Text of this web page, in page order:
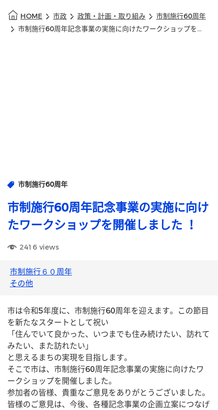
HOME 市政 政策・計画・取り組み
市制施行60周年
市制施行60周年記念事業の実施に向けたワークショップを開催しました ！
市制施行60周年
市制施行60周年記念事業の実施に向け
たワークショップを開催しました ！
2416 views
市制施行６０周年
その他
市は令和5年度に、市制施行60周年を迎えます。この節目
を新たなスタートとして祝い
「住んでいて良かった、いつまでも住み続けたい、訪れて
みたい、また訪れたい」
と思えるまちの実現を目指します。
そこで市は、市制施行60周年記念事業の実施に向けたワ
ークショップを開催しました。
参加者の皆様、貴重なご意見をありがとうございました。
皆様のご意見は、今後、各種記念事業の企画立案につなげ